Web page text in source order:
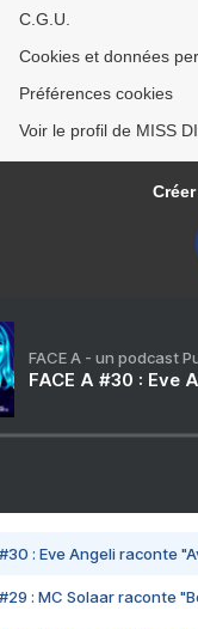
C.G.U.
Cookies et données
Préférences cookies
Voir le profil de MISS
FACE A - un podcast
FACE A #30 : Eve
#30 : Eve Angeli raconte
#29 : MC Solaar raconte